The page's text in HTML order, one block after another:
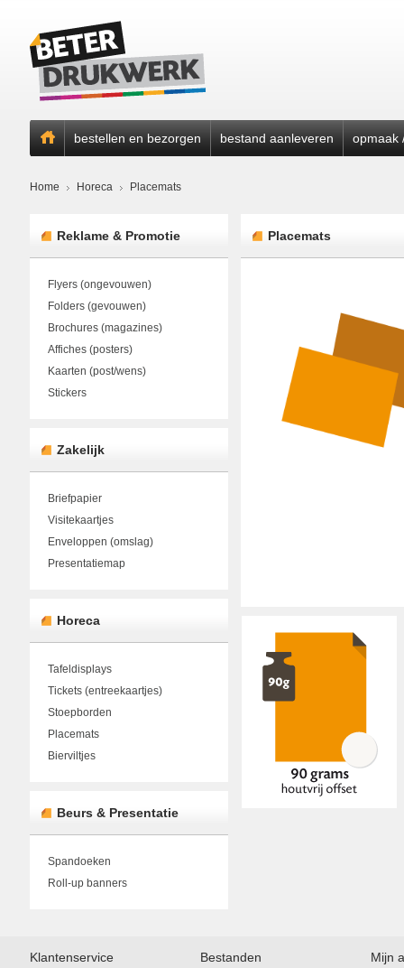
bestellen en bezorgen bestand aanleveren opmaak
Home Horeca Placemats
Reklame & Promotie
Flyers (ongevouwen)
Folders (gevouwen)
Brochures (magazines)
Affiches (posters)
Kaarten (post/wens)
Stickers
Zakelijk
Briefpapier
Visitekaartjes
Enveloppen (omslag)
Presentatiemap
Horeca
Tafeldisplays
Tickets (entreekaartjes)
Stoepborden
Placemats
Bierviltjes
Beurs & Presentatie
Spandoeken
Roll-up banners
Placemats
Klantenservice Bestanden Mijn